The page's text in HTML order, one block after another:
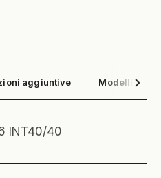
aggiuntive Modelli
INT40/40